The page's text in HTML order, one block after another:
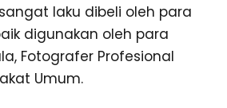
laku dibeli oleh para
digunakan oleh para
Fotografer Profesional
Umum.